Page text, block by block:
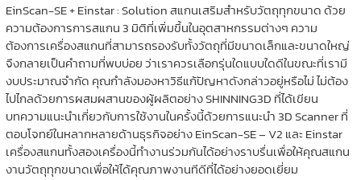
EinScan-SE + Einstar : Solution สแกนเสริมสำหรับวัตถุทุกขนาด ด้วย
ความต้องการการสแกน 3 มิติที่เพิ่มขึ้นในอุตสาหกรรมต่างๆ ความ
ต้องการเครื่องสแกนที่สามารถรองรับทั้งวัตถุที่มีขนาดเล็กและขนาดใหญ่
จึงกลายเป็นคำถามที่พบบ่อย ว่าเราควรเลือกรุ่นใดแบบใดดีในขณะที่เรามี
งบประมาณจำกัด คุณกำลังมองหาวิธีแก้ปัญหาดังกล่าวอยู่หรือไม่ ไม่ต้อง
ไปไกลด้วยการผสมผสานของผู้ผลิตอย่าง SHINNING3D ที่ได้เขียน
บทความแนะนำเกี่ยวกับการใช้งานในครั้งนี้ด้วยการแนะนำ 3D Scanner ที่
ตอบโจทย์ในหลากหลายด้านธุรกิจอย่าง EinScan-SE – V2 และ Einstar
เครื่องสแกนทั้งสองเครื่องนี้ทำงานร่วมกันได้อย่างราบรื่นเพื่อให้คุณสแกน
งานวัตถุทุกขนาดเพื่อให้ได้คุณภาพงานทีดีที่ได้อย่างยอดเยี่ยม